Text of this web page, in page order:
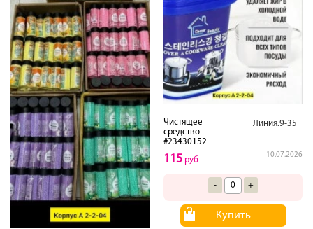
Чистящее
средство
#23430152
Линия.9-35
10.07.2026
115 руб
- +
Купить